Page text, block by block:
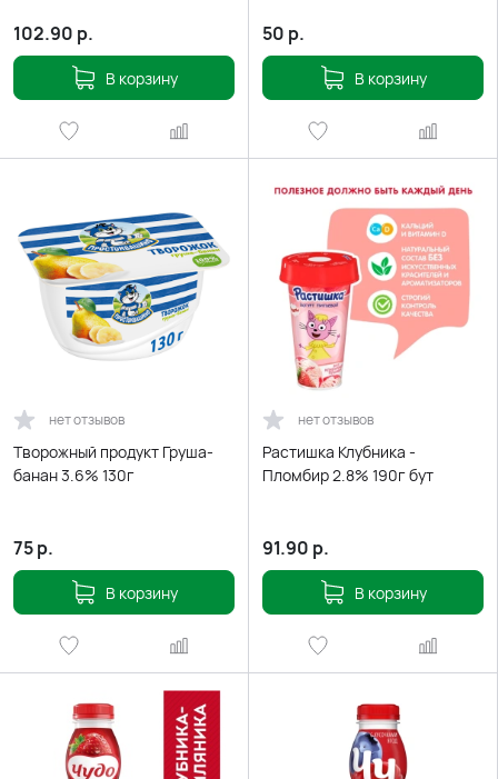
102.90 р.
В корзину
50 р.
В корзину
нет отзывов
Творожный продукт Груша-
банан 3.6% 130г
75р.
В корзину
нет отзывов
Растишка Клубника -
Пломбир 2.8% 190г бут
91.90 р.
В корзину